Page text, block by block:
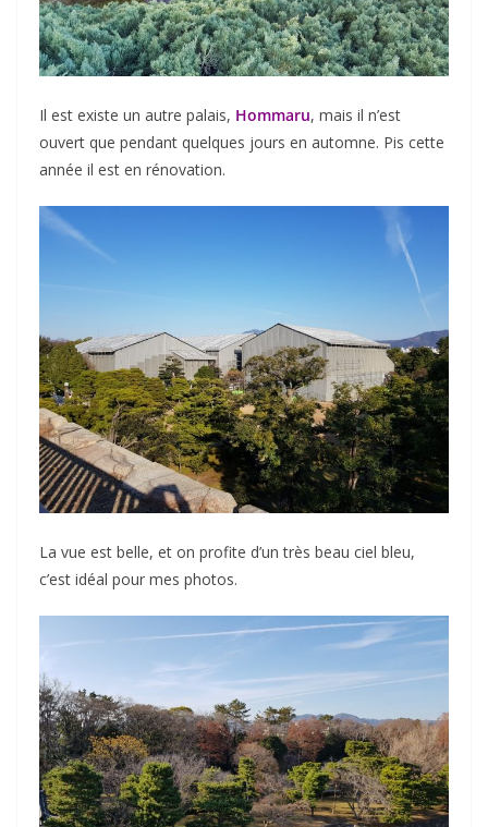
Il est existe un autre palais, Hommaru, mais il n’est
ouvert que pendant quelques jours en automne. Pis cette
année il est en rénovation.
La vue est belle, et on profite d’un très beau ciel bleu,
c’est idéal pour mes photos.